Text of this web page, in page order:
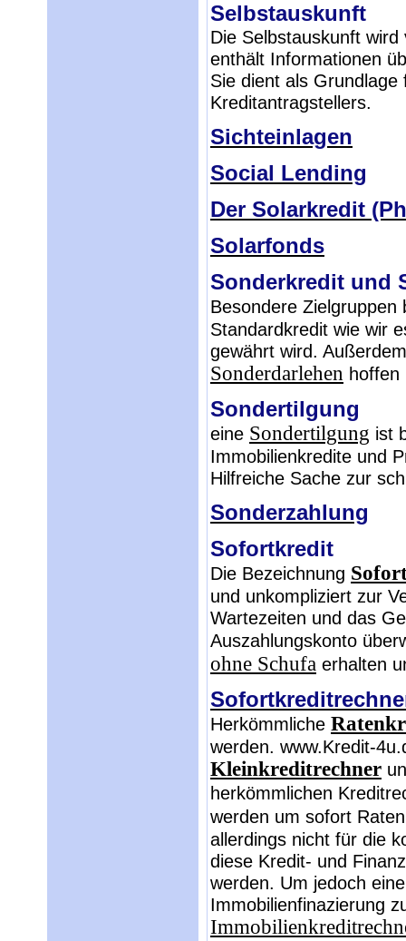
Selbstauskunft
Die Selbstauskunft
enthält Informationen
Sie dient als
Kreditantragstellers.
Sichteinlagen
Social Lending
Der Solarkredit
Solarfonds
Sonderkredit und
Besondere
Standardkredit wie wir
gewährt wird.
Sonderdarlehen hoffen
Sondertilgung
eine Sondertilgung ist
Immobilienkredite und
Hilfreiche Sache zur
Sonderzahlung
Sofortkredit
Die Bezeichnung
und unkompliziert zur
Wartezeiten und das
Auszahlungskonto
ohne Schufa erhalten
Herkömmliche
werden. www.Kredit-
Kleinkreditrechner
herkömmlichen
werden um sofort
allerdings nicht für die
diese Kredit- und
werden. Um jedoch
Immobilienfinazierung